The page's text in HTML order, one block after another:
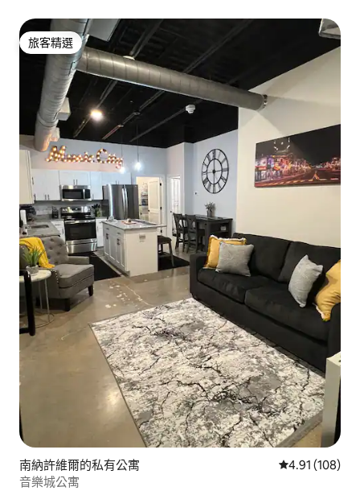
旅客精選
旅客精選
南納許維爾的私有公寓 從 108 則評價
4.91 (108)
音樂城公寓